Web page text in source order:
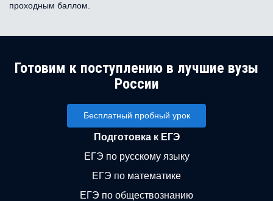
проходным баллом.
Готовим к поступлению в лучшие вузы
России
Бесплатный пробный урок
Подготовка к ЕГЭ
ЕГЭ по русскому языку
ЕГЭ по математике
ЕГЭ по обществознанию